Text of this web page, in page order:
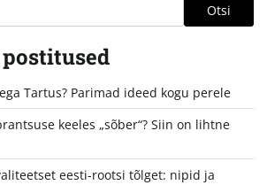
Otsi
Tartus? Parimad ideed kogu perele
keeles „sõber“? Siin on lihtne
eesti-rootsi tõlget: nipid ja